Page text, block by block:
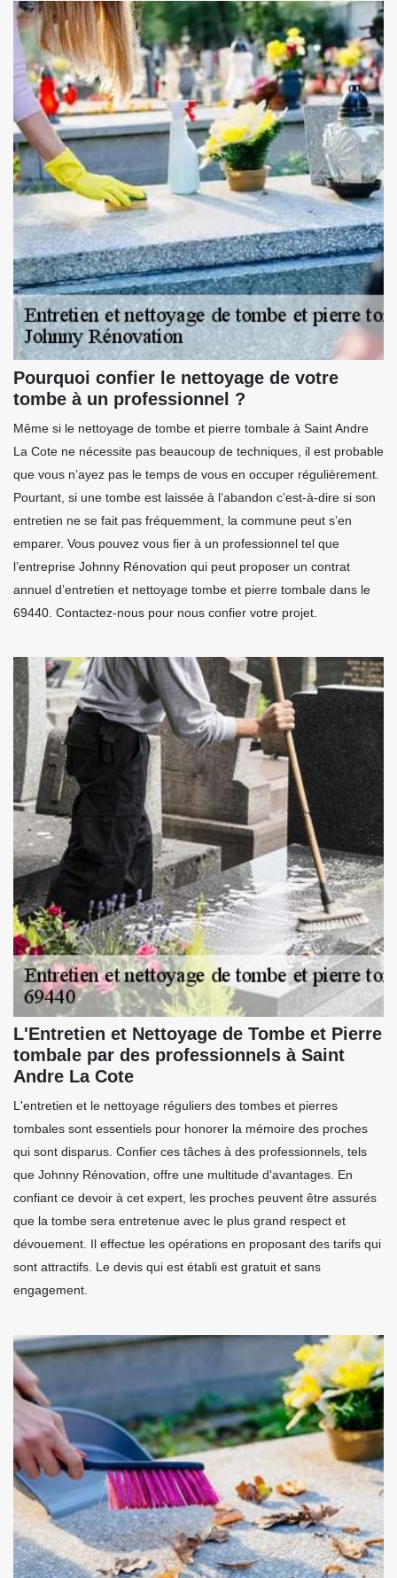
Pourquoi confier le nettoyage de votre
tombe à un professionnel ?
Même si le nettoyage de tombe et pierre tombale à Saint Andre
La Cote ne nécessite pas beaucoup de techniques, il est probable
que vous n’ayez pas le temps de vous en occuper régulièrement.
Pourtant, si une tombe est laissée à l’abandon c’est-à-dire si son
entretien ne se fait pas fréquemment, la commune peut s’en
emparer. Vous pouvez vous fier à un professionnel tel que
l’entreprise Johnny Rénovation qui peut proposer un contrat
annuel d’entretien et nettoyage tombe et pierre tombale dans le
69440. Contactez-nous pour nous confier votre projet.
L'Entretien et Nettoyage de Tombe et Pierre
tombale par des professionnels à Saint
Andre La Cote
L'entretien et le nettoyage réguliers des tombes et pierres
tombales sont essentiels pour honorer la mémoire des proches
qui sont disparus. Confier ces tâches à des professionnels, tels
que Johnny Rénovation, offre une multitude d'avantages. En
confiant ce devoir à cet expert, les proches peuvent être assurés
que la tombe sera entretenue avec le plus grand respect et
dévouement. Il effectue les opérations en proposant des tarifs qui
sont attractifs. Le devis qui est établi est gratuit et sans
engagement.